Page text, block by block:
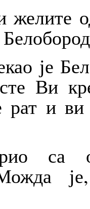
је
Ви
рат и
са
Можда